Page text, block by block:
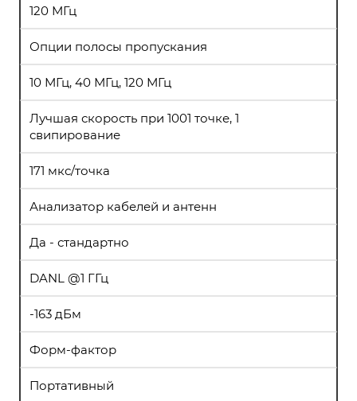
120 МГц
Опции полосы пропускания
10 МГц, 40 МГц, 120 МГц
Лучшая скорость при 1001 точке, 1
свипирование
171 мкс/точка
Анализатор кабелей и антенн
Да - стандартно
DANL @1 ГГц
-163 дБм
Форм-фактор
Портативный